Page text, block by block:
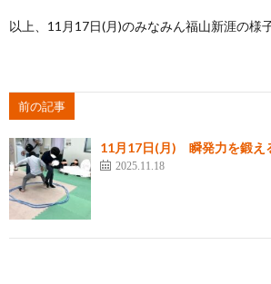
以上、11月17日(月)のみなみん福山新涯の様
前の記事
11月17日(月) 瞬発力を鍛え
2025.11.18